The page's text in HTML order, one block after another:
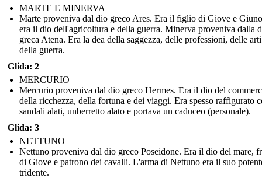
MARTE E MINERVA
Marte proveniva dal dio greco Ares. Era il figlio di Giove e
era il dio dell'agricoltura e della guerra. Minerva proveniva dalla
greca Atena. Era la dea della saggezza, delle professioni, delle
della guerra.
Glida: 2
MERCURIO
Mercurio proveniva dal dio greco Hermes. Era il dio del
della ricchezza, della fortuna e dei viaggi. Era spesso raffigurato
sandali alati, unberretto alato e portava un caduceo (personale).
Glida: 3
NETTUNO
Nettuno proveniva dal dio greco Poseidone. Era il dio del mare,
di Giove e patrono dei cavalli. L'arma di Nettuno era il suo
tridente.